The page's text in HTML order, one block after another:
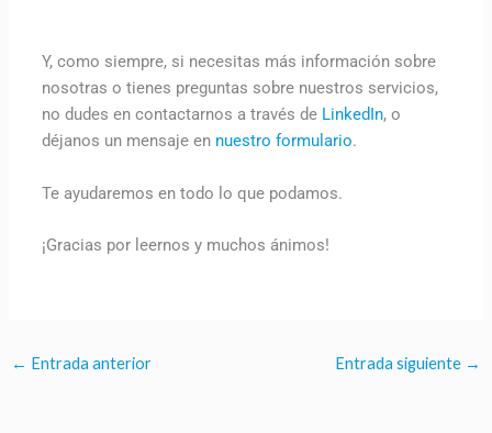
Y, como siempre, si necesitas más información sobre
nosotras o tienes preguntas sobre nuestros servicios,
no dudes en contactarnos a través de LinkedIn, o
déjanos un mensaje en nuestro formulario.
Te ayudaremos en todo lo que podamos.
¡Gracias por leernos y muchos ánimos!
← Entrada anterior Entrada siguiente →